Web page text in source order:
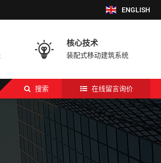
ENGLISH
 核心技术
装配式移动建筑系统
在线留言询价
搜索